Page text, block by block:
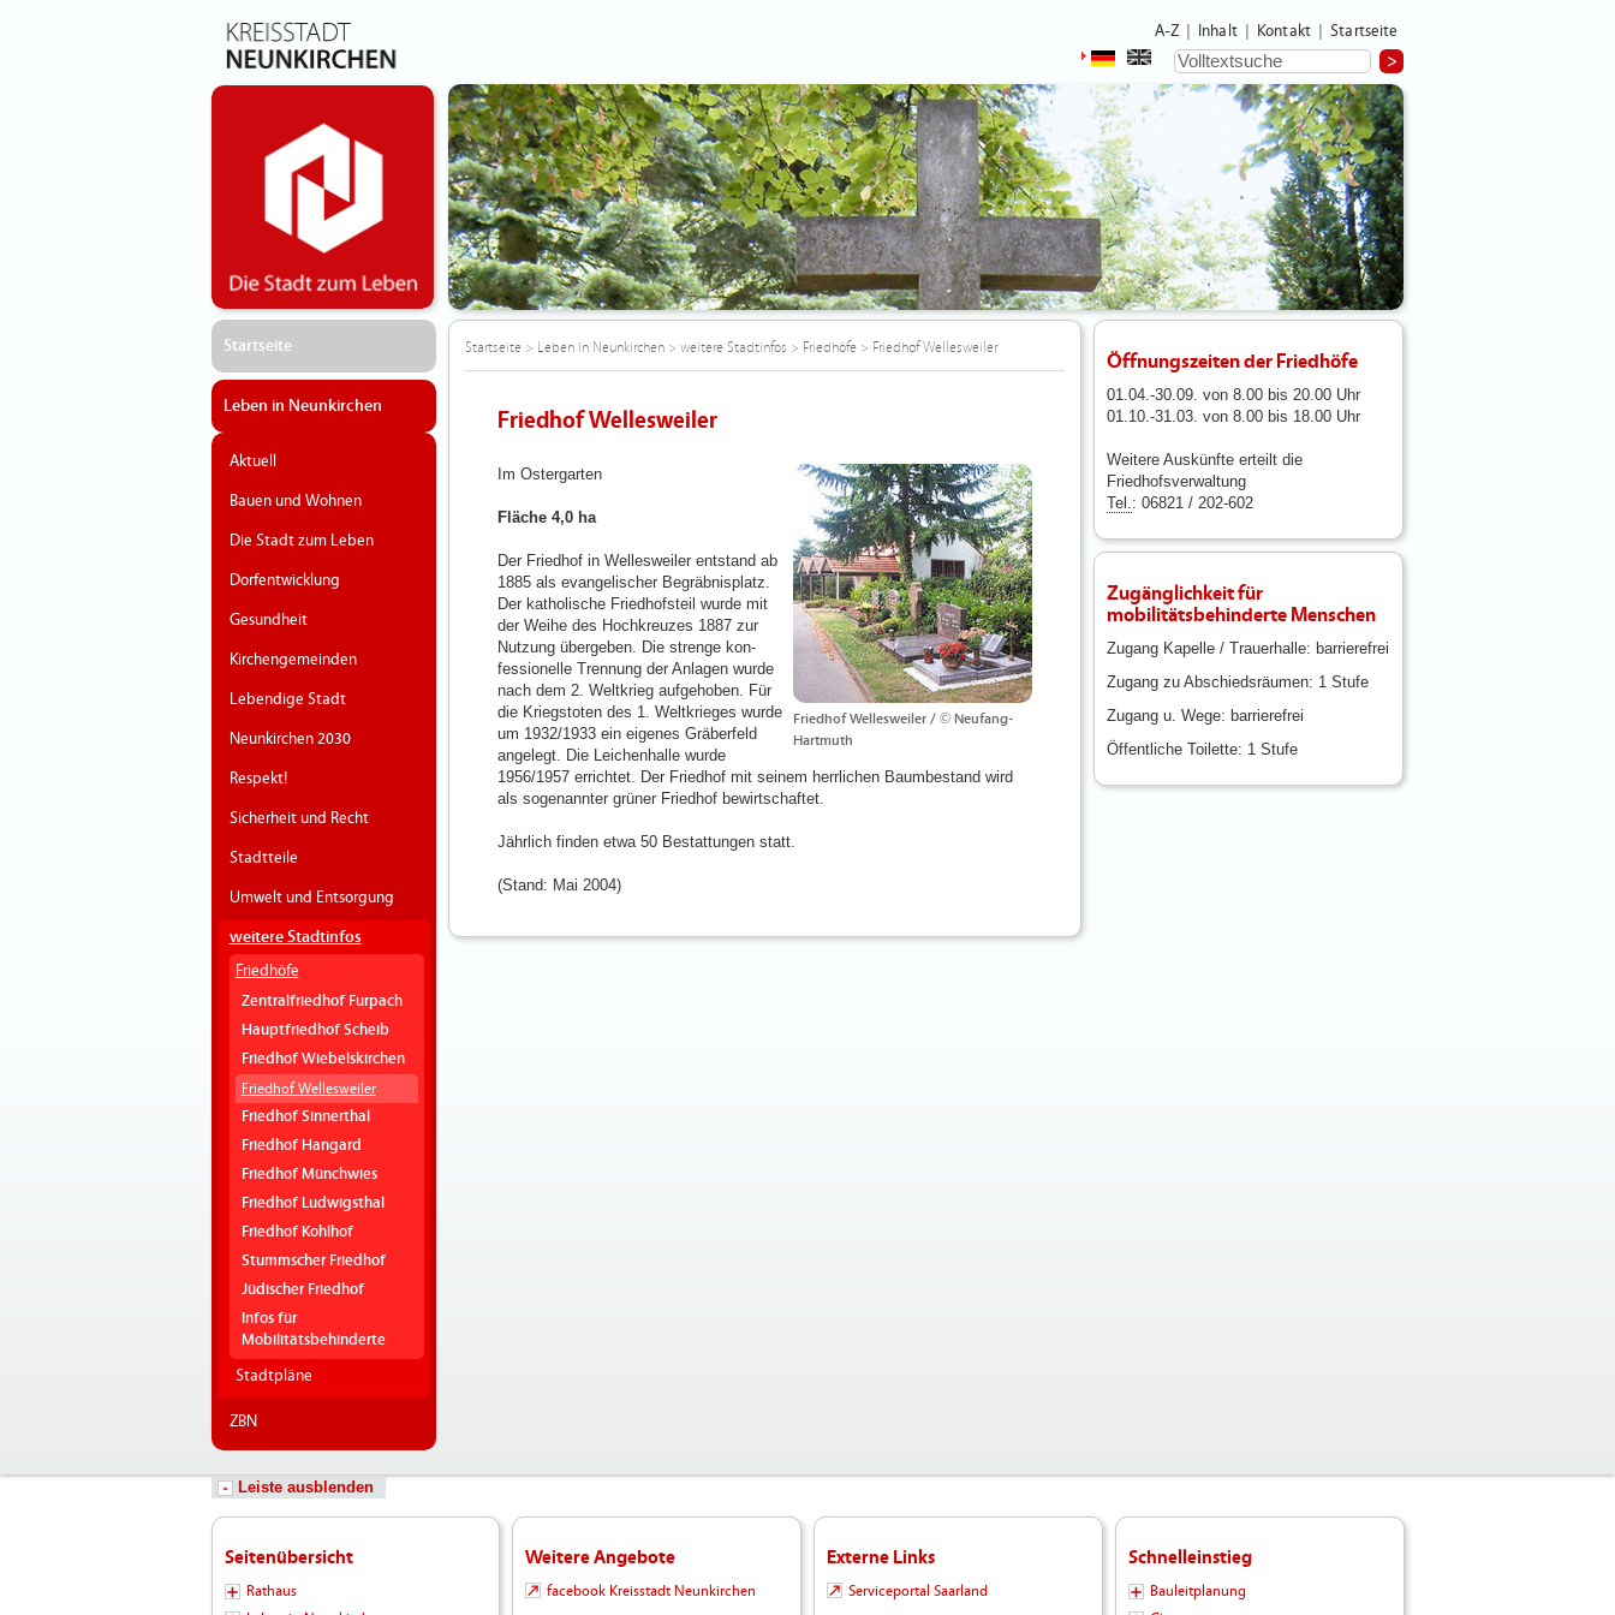
A-Z Inhalt Kontakt Startseite
Startseite
Leben in Neunkirchen
Aktuell
Bauen und Wohnen
Die Stadt zum Leben
Dorfentwicklung
Gesundheit
Kirchengemeinden
Lebendige Stadt
Neunkirchen 2030
Respekt!
Sicherheit und Recht
Stadtteile
Umwelt und Entsorgung
weitere Stadtinfos
Friedhöfe
Zentralfriedhof Furpach
Hauptfriedhof Scheib
Friedhof Wiebelskirchen
Friedhof Wellesweiler
Friedhof Sinnerthal
Friedhof Hangard
Friedhof Münchwies
Friedhof Ludwigsthal
Friedhof Kohlhof
Stummscher Friedhof
Jüdischer Friedhof
Infos für
Mobilitätsbehinderte
Stadtpläne
ZBN
Startseite> Leben in Neunkirchen> weitere Stadtinfos > Friedhöfe> Friedhof Wellesweiler
Friedhof Wellesweiler
Friedhof Wellesweiler / © Neufang-
Hartmuth
Im Ostergarten
Fläche 4,0 ha
Der Friedhof in Wellesweiler entstand ab
1885 als evangelischer Begräbnisplatz.
Der katholische Friedhofsteil wurde mit
der Weihe des Hochkreuzes 1887 zur
Nutzung übergeben. Die strenge kon-
fessionelle Trennung der Anlagen wurde
nach dem 2. Weltkrieg aufgehoben. Für
die Kriegstoten des 1. Weltkrieges wurde
um 1932/1933 ein eigenes Gräberfeld
angelegt. Die Leichenhalle wurde
1956/1957 errichtet. Der Friedhof mit seinem herrlichen Baumbestand wird
als sogenannter grüner Friedhof bewirtschaftet.
Jährlich finden etwa 50 Bestattungen statt.
(Stand: Mai 2004)
Öffnungszeiten der Friedhöfe
01.04.-30.09. von 8.00 bis 20.00 Uhr
01.10.-31.03. von 8.00 bis 18.00 Uhr
Weitere Auskünfte erteilt die
Friedhofsverwaltung
Tel.: 06821 / 202-602
Zugänglichkeit für
mobilitätsbehinderte Menschen
Zugang Kapelle / Trauerhalle: barrierefrei
Zugang zu Abschiedsräumen: 1 Stufe
Zugang u. Wege: barrierefrei
Öffentliche Toilette: 1 Stufe
Leiste ausblenden
Seitenübersicht
Rathaus
Weitere Angebote
facebook Kreisstadt Neunkirchen
Externe Links
Serviceportal Saarland
Schnelleinstieg
Bauleitplanung